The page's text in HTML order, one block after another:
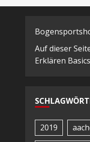
Auf dieser
Erklären
2019